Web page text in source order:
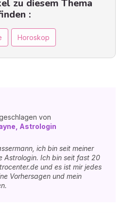
zu diesem Thema
:
Horoskop
von
Astrologin
ich bin seit meiner
Astrologin. Ich bin seit fast 20
und es ist mir jedes
Vorhersagen und mein